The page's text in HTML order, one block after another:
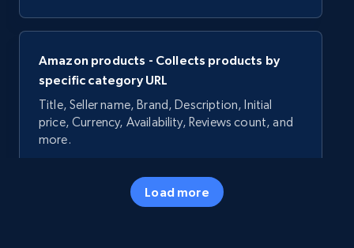
Amazon products - Collects products by
specific category URL
Title, Seller name, Brand, Description, Initial
price, Currency, Availability, Reviews count, and
more.
5.7K+ Commencer
Load more